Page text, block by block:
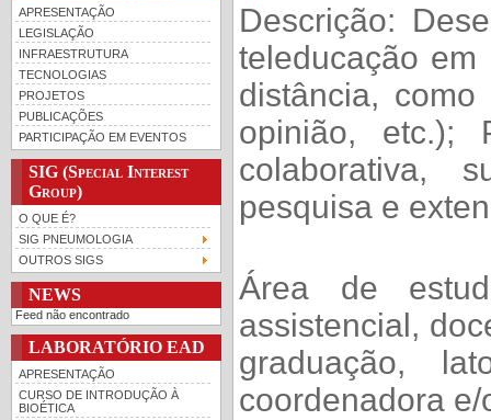
APRESENTAÇÃO
LEGISLAÇÃO
INFRAESTRUTURA
TECNOLOGIAS
PROJETOS
PUBLICAÇÕES
PARTICIPAÇÃO EM EVENTOS
SIG (Special Interest
Group)
O QUE É?
SIG PNEUMOLOGIA
OUTROS SIGS
NEWS
Feed não encontrado
LABORATÓRIO EAD
APRESENTAÇÃO
CURSO DE INTRODUÇÃO À
BIOÉTICA
Descrição:
teleducação em
distância,
opinião, etc.);
colaborativa,
pesquisa e
Área de
assistencial,
graduação,
coordenadora